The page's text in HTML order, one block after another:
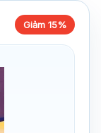
Giảm 15%